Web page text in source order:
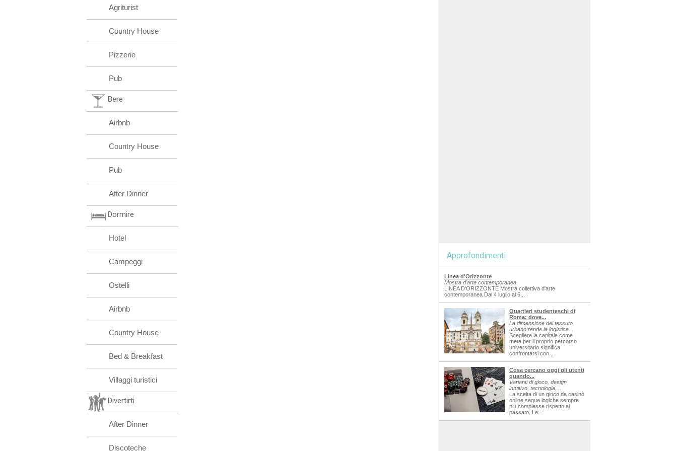
Agriturist
Country House
Pizzerie
Pub
Bere
Airbnb
Country House
Pub
After Dinner
Dormire
Hotel
Campeggi
Ostelli
Airbnb
Country House
Bed & Breakfast
Villaggi turistici
Divertirti
After Dinner
Discoteche
Approfondimenti
Linea d'Orizzonte
Mostra d'arte contemporanea
LINEA D'ORIZZONTE Mostra collettiva d'arte
contemporanea Dal 4 luglio al 6...
Quartieri studenteschi di
Roma: dove...
La dimensione del tessuto
urbano rende la logistica...
Scegliere la capitale come
meta per il proprio percorso
universitario significa
confrontarsi con...
Cosa cercano oggi gli utenti
quando...
Varianti di gioco, design
intuitivo, tecnologia,...
La scelta di un gioco da casinò
online segue logiche sempre
più complesse rispetto al
passato. Le...